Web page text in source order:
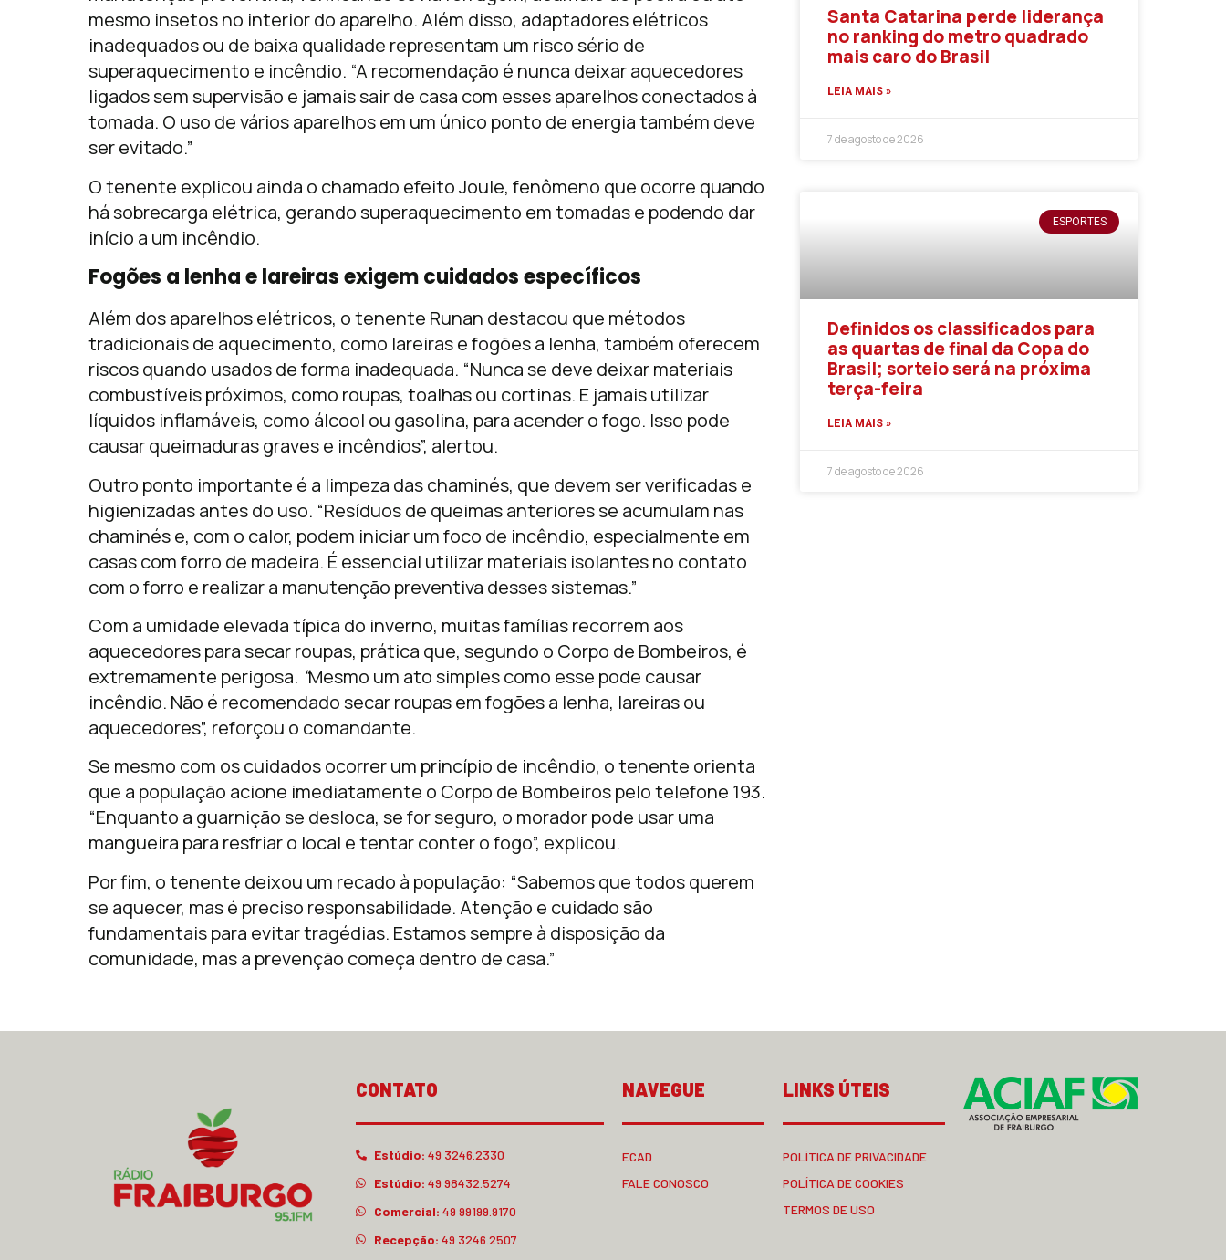
mesmo insetos no interior do aparelho. Além disso, adaptadores elétricos
inadequados ou de baixa qualidade representam um risco sério de
superaquecimento e incêndio. “A recomendação é nunca deixar aquecedores
ligados sem supervisão e jamais sair de casa com esses aparelhos conectados à
tomada. O uso de vários aparelhos em um único ponto de energia também deve
ser evitado.”
O tenente explicou ainda o chamado efeito Joule, fenômeno que ocorre quando
há sobrecarga elétrica, gerando superaquecimento em tomadas e podendo dar
início a um incêndio.
Fogões a lenha e lareiras exigem cuidados específicos
Além dos aparelhos elétricos, o tenente Runan destacou que métodos
tradicionais de aquecimento, como lareiras e fogões a lenha, também oferecem
riscos quando usados de forma inadequada. “Nunca se deve deixar materiais
combustíveis próximos, como roupas, toalhas ou cortinas. E jamais utilizar
líquidos inflamáveis, como álcool ou gasolina, para acender o fogo. Isso pode
causar queimaduras graves e incêndios”, alertou.
Outro ponto importante é a limpeza das chaminés, que devem ser verificadas e
higienizadas antes do uso. “Resíduos de queimas anteriores se acumulam nas
chaminés e, com o calor, podem iniciar um foco de incêndio, especialmente em
casas com forro de madeira. É essencial utilizar materiais isolantes no contato
com o forro e realizar a manutenção preventiva desses sistemas.”
Com a umidade elevada típica do inverno, muitas famílias recorrem aos
aquecedores para secar roupas, prática que, segundo o Corpo de Bombeiros, é
extremamente perigosa. “Mesmo um ato simples como esse pode causar
incêndio. Não é recomendado secar roupas em fogões a lenha, lareiras ou
aquecedores”, reforçou o comandante.
Se mesmo com os cuidados ocorrer um princípio de incêndio, o tenente orienta
que a população acione imediatamente o Corpo de Bombeiros pelo telefone 193.
“Enquanto a guarnição se desloca, se for seguro, o morador pode usar uma
mangueira para resfriar o local e tentar conter o fogo”, explicou.
Por fim, o tenente deixou um recado à população: “Sabemos que todos querem
se aquecer, mas é preciso responsabilidade. Atenção e cuidado são
fundamentais para evitar tragédias. Estamos sempre à disposição da
comunidade, mas a prevenção começa dentro de casa.”
Santa Catarina perde liderança
no ranking do metro quadrado
mais caro do Brasil
LEIA MAIS »
7 de agosto de 2026
ESPORTES
Definidos os classificados para
as quartas de final da Copa do
Brasil; sorteio será na próxima
terça-feira
LEIA MAIS »
7 de agosto de 2026
CONTATO
Estúdio: 49 3246.2330
Estúdio: 49 98432.5274
Comercial: 49 99199.9170
Recepção: 49 3246.2507
NAVEGUE
ECAD
FALE CONOSCO
LINKS ÚTEIS
POLÍTICA DE PRIVACIDADE
POLÍTICA DE COOKIES
TERMOS DE USO